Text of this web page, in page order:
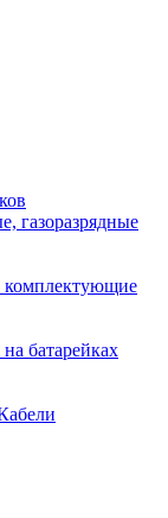
газоразрядные
комплектующие
батарейках